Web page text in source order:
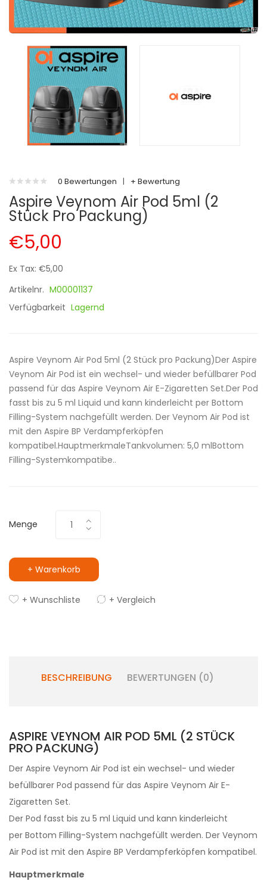
0 Bewertungen | + Bewertung
Aspire Veynom Air Pod 5ml (2
Stück Pro Packung)
€5,00
Ex Tax: €5,00
Artikelnr. M00001137
Verfügbarkeit Lagernd
Aspire Veynom Air Pod 5ml (2 Stück pro Packung)Der Aspire
Veynom Air Pod ist ein wechsel- und wieder befüllbarer Pod
passend für das Aspire Veynom Air E-Zigaretten Set.Der Pod
fasst bis zu 5 ml Liquid und kann kinderleicht per Bottom
Filling-System nachgefüllt werden. Der Veynom Air Pod ist
mit den Aspire BP Verdampferköpfen
kompatibel.HauptmerkmaleTankvolumen: 5,0 mlBottom
Filling-Systemkompatibe..
Menge
+ Warenkorb
+ Wunschliste + Vergleich
BESCHREIBUNG BEWERTUNGEN (0)
ASPIRE VEYNOM AIR POD 5ML (2 STÜCK
PRO PACKUNG)
Der Aspire Veynom Air Pod ist ein wechsel- und wieder
befüllbarer Pod passend für das Aspire Veynom Air E-
Zigaretten Set.
Der Pod fasst bis zu 5 ml Liquid und kann kinderleicht
per Bottom Filling-System nachgefüllt werden. Der Veynom
Air Pod ist mit den Aspire BP Verdampferköpfen kompatibel.
Hauptmerkmale